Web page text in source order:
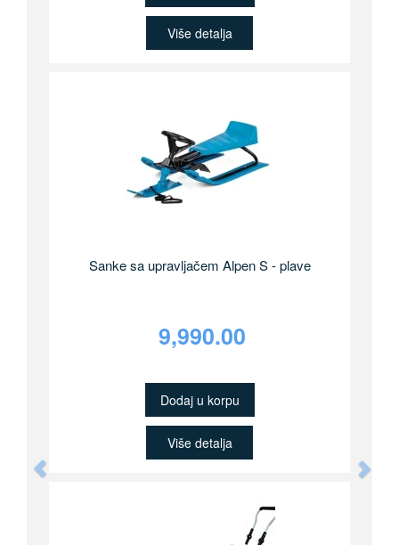
Više detalja
Sanke sa upravljačem Alpen S - plave
9,990.00
Dodaj u korpu
Više detalja